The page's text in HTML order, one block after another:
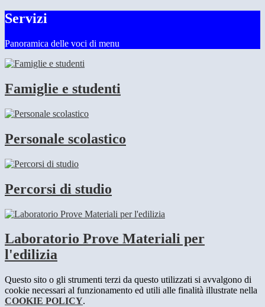
Servizi
Panoramica delle voci di menu
Famiglie e studenti
Personale scolastico
Percorsi di studio
Laboratorio Prove Materiali per
l'edilizia
Questo sito o gli strumenti terzi da questo utilizzati si avvalgono di
cookie necessari al funzionamento ed utili alle finalità illustrate nella
COOKIE POLICY.